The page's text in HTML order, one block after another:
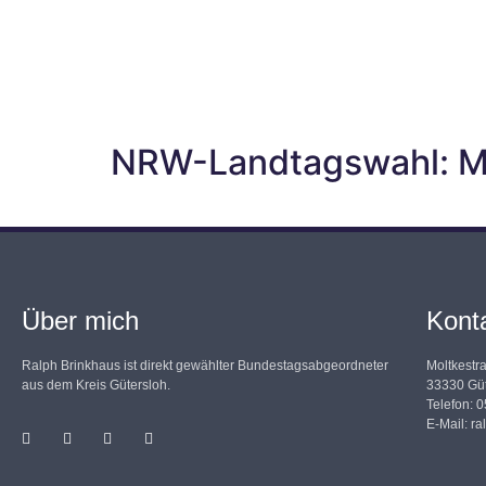
NRW-Landtagswahl:
Über mich
Ralph Brinkhaus ist direkt gewählter Bundestagsabgeordneter
aus dem Kreis Gütersloh.
33330
Telefon:
E-Mail: